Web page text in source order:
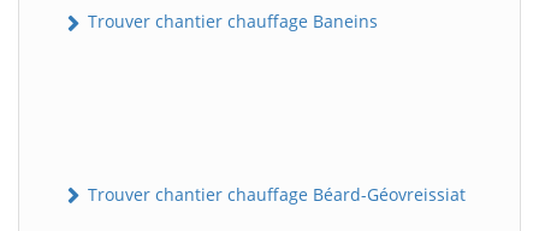
Trouver chantier chauffage Baneins
Trouver chantier chauffage Béard-Géovreissiat